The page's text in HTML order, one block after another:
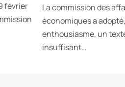
février
La commission des
économiques a
enthousiasme, un
insuffisant…